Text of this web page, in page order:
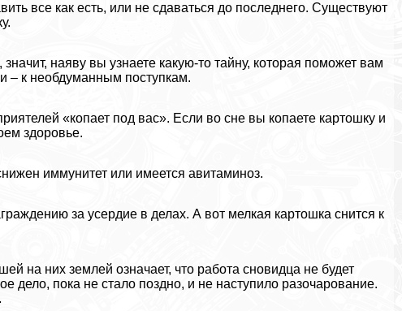
все как есть, или не сдаваться до последнего. Существуют
наяву вы узнаете какую-то тайну, которая поможет вам
– к необдуманным поступкам.
«копает под вас». Если во сне вы копаете картошку и
здоровье.
иммунитет или имеется авитаминоз.
за усердие в делах. А вот мелкая картошка снится к
на них землей означает, что работа сновидца не будет
дело, пока не стало поздно, и не наступило разочарование.